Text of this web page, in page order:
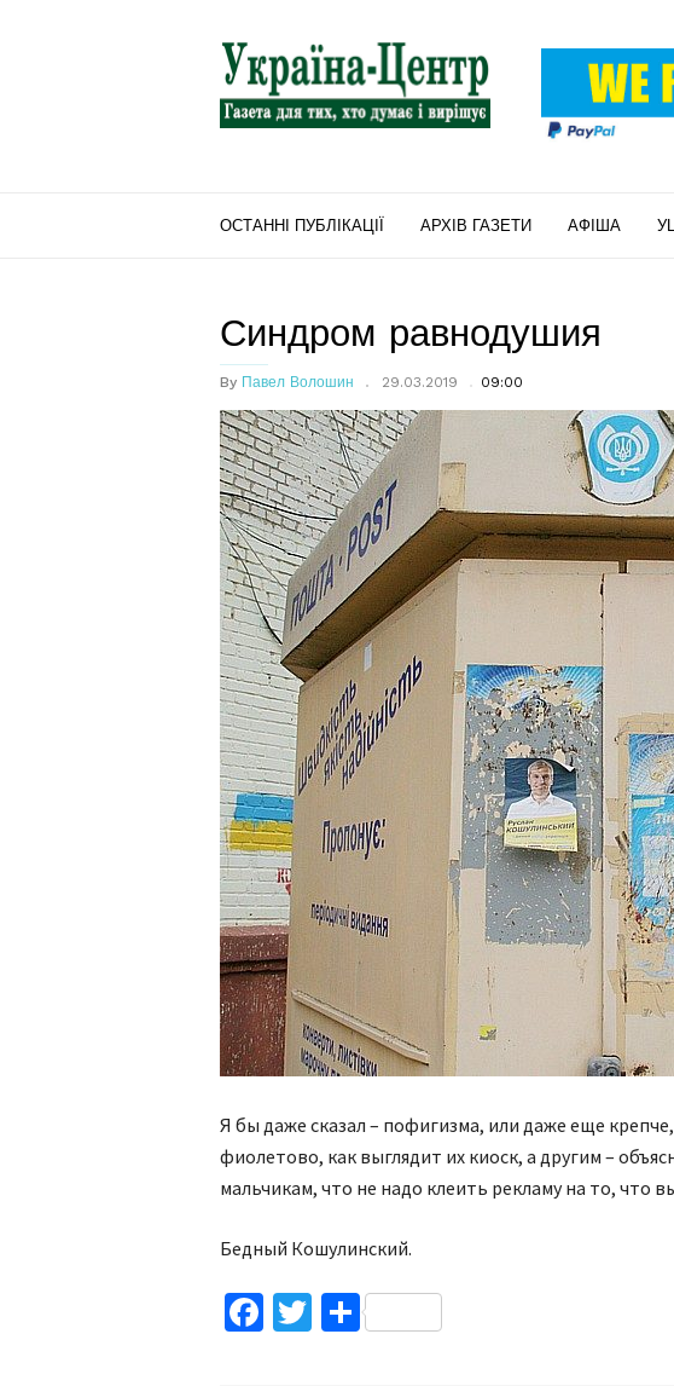
"Україна-
Центр"
ОСТАННІ ПУБЛІКАЦІЇ АРХІВ ГАЗЕТИ АФІША
Синдром равнодушия
By Павел Волошин 29.03.2019 09:00
Я бы даже сказал – пофигизма, или даже еще
фиолетово, как выглядит их киоск, а другим –
мальчикам, что не надо клеить рекламу на то, что
Бедный Кошулинский.
Facebook
TwitterПоділитися